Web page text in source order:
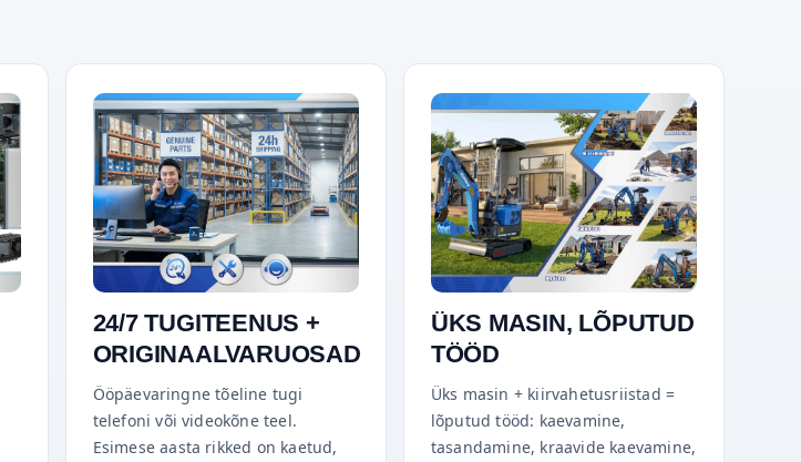
24/7 TUGITEENUS +
ORIGINAALVARUOSAD
Ööpäevaringne tõeline tugi
telefoni või videokõne teel.
Esimese aasta rikked on kaetud,
ÜKS MASIN, LÕPUTUD
TÖÖD
Üks masin + kiirvahetusriistad =
lõputud tööd: kaevamine,
tasandamine, kraavide kaevamine,